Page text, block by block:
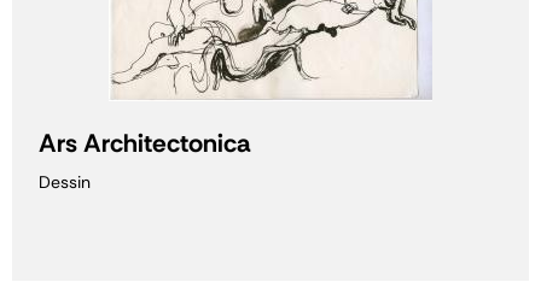
Ars Architectonica
Dessin